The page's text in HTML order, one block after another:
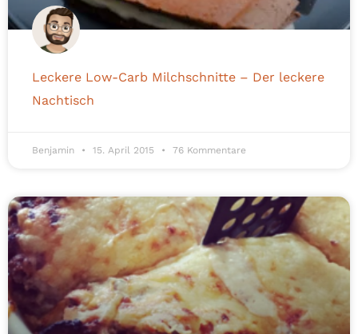
Leckere Low-Carb Milchschnitte – Der leckere
Nachtisch
Benjamin 15. April 2015 76 Kommentare